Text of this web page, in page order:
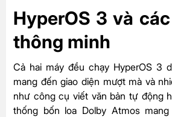
HyperOS 3 và
thông minh
Cả hai máy đều chạy HyperOS 3
mang đến giao diện mượt mà và
như công cụ viết văn bản tự động
thống bốn loa Dolby Atmos